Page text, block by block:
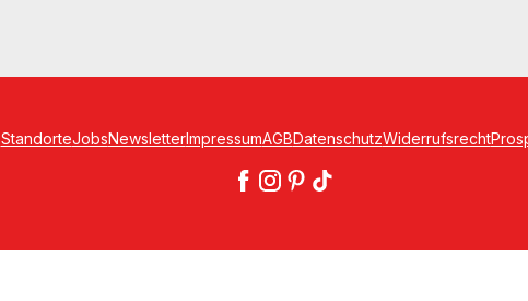
StandorteJobsNewsletterImpressumAGBDatenschutzWiderrufsrecht